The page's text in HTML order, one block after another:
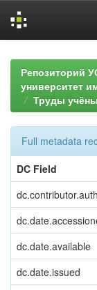
navigationРепозиторий
университет
Труды
Full metadata
DC Field
dc.date.available
dc.date.issued